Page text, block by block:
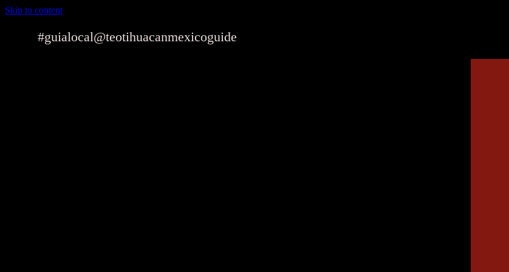
Skip to content
#guialocal@teotihuacanmexicoguide